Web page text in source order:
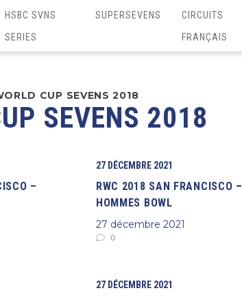
HSBC SVNS
SERIES
SUPERSEVENS
CIRCUITS
FRANÇAIS
CUP SEVENS 2018
SEVENS 2018
–
27 DÉCEMBRE 2021
RWC 2018 SAN FRANCISCO –
HOMMES BOWL
27 décembre 2021
0
27 DÉCEMBRE 2021